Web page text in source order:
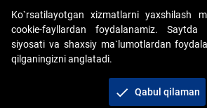
Copyright © 2017-2026. "Elektron onlayn-
tashkil etish" AJ. Barcha huquqlar
Ko`rsatilayotgan xizmatlarni yaxshilash
cookie-fayllardan foydalanamiz. Saytda
siyosati va shaxsiy ma`lumotlardan
qilganingizni anglatadi.
check Qabul qilaman